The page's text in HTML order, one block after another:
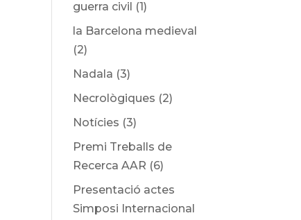
guerra civil (1)
la Barcelona medieval
(2)
Nadala (3)
Necrològiques (2)
Notícies (3)
Premi Treballs de
Recerca AAR (6)
Presentació actes
Simposi Internacional